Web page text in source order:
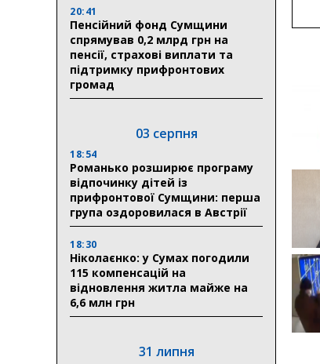
20:41
Пенсійний фонд Сумщини
спрямував 0,2 млрд грн на
пенсії, страхові виплати та
підтримку прифронтових
громад
03 серпня
18:54
Романько розширює програму
відпочинку дітей із
прифронтової Сумщини: перша
група оздоровилася в Австрії
18:30
Ніколаєнко: у Сумах погодили
115 компенсацій на
відновлення житла майже на
6,6 млн грн
31 липня